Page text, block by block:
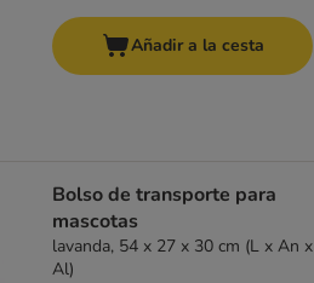
Añadir a la cesta
Bolso de transporte para
mascotas
lavanda, 54 x 27 x 30 cm (L x An x
Al)